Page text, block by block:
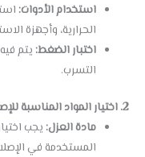
استخدام الأدوات:
الحرارية، وأجهزة
اختبار الضغط:يتم
التسرب.
2. اختيار المواد المناسبة للإصلاح :
مادة العزل:يجب
المستخدمة في